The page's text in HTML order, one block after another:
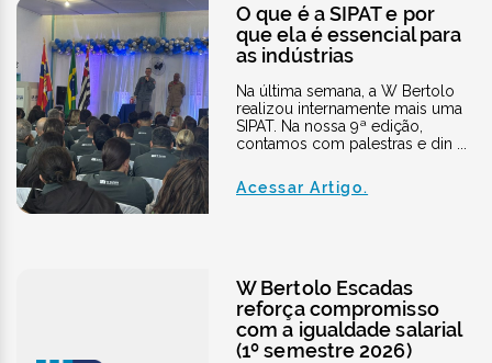
O que é a SIPAT e por
que ela é essencial para
as indústrias
Na última semana, a W Bertolo
realizou internamente mais uma
SIPAT. Na nossa 9ª edição,
contamos com palestras e din ...
Acessar Artigo.
W Bertolo Escadas
reforça compromisso
com a igualdade salarial
(1º semestre 2026)